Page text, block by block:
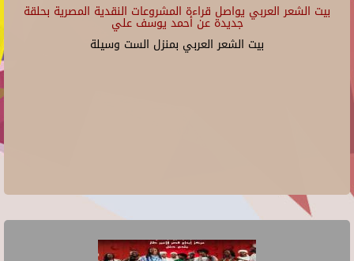
بيت الشعر العربي يواصل قراءة المشروعات النقدية المصرية بحلقة
جديدة عن أحمد يوسف علي
بيت الشعر العربي بمنزل الست وسيلة